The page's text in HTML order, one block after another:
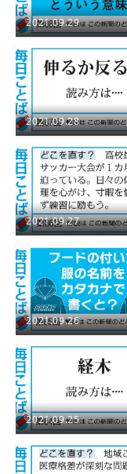
2021.09.29
2021.09.28
2021.09.27
2021.09.26
2021.09.25